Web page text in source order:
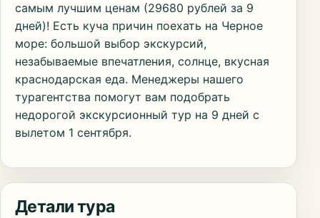
самым лучшим ценам (29680 рублей за 9
дней)! Есть куча причин поехать на Черное
море: большой выбор экскурсий,
незабываемые впечатления, солнце, вкусная
краснодарская еда. Менеджеры нашего
турагентства помогут вам подобрать
недорогой экскурсионный тур на 9 дней с
вылетом 1 сентября.
Детали тура